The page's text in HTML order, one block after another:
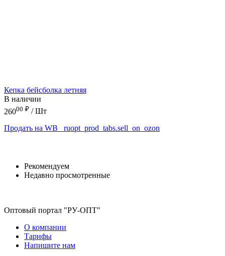
Кепка бейсболка летняя
В наличии
26000 ₽ / Шт
Продать на WB
_ruopt_prod_tabs.sell_on_ozon
Рекомендуем
Недавно просмотренные
Оптовый портал "РУ-ОПТ"
О компании
Тарифы
Напишите нам